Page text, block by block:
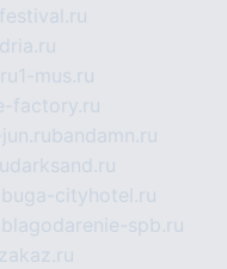
1-mus.ru
factory.ru
bandamn.ru
darksand.ru
cityhotel.ru
blagodarenie-spb.ru